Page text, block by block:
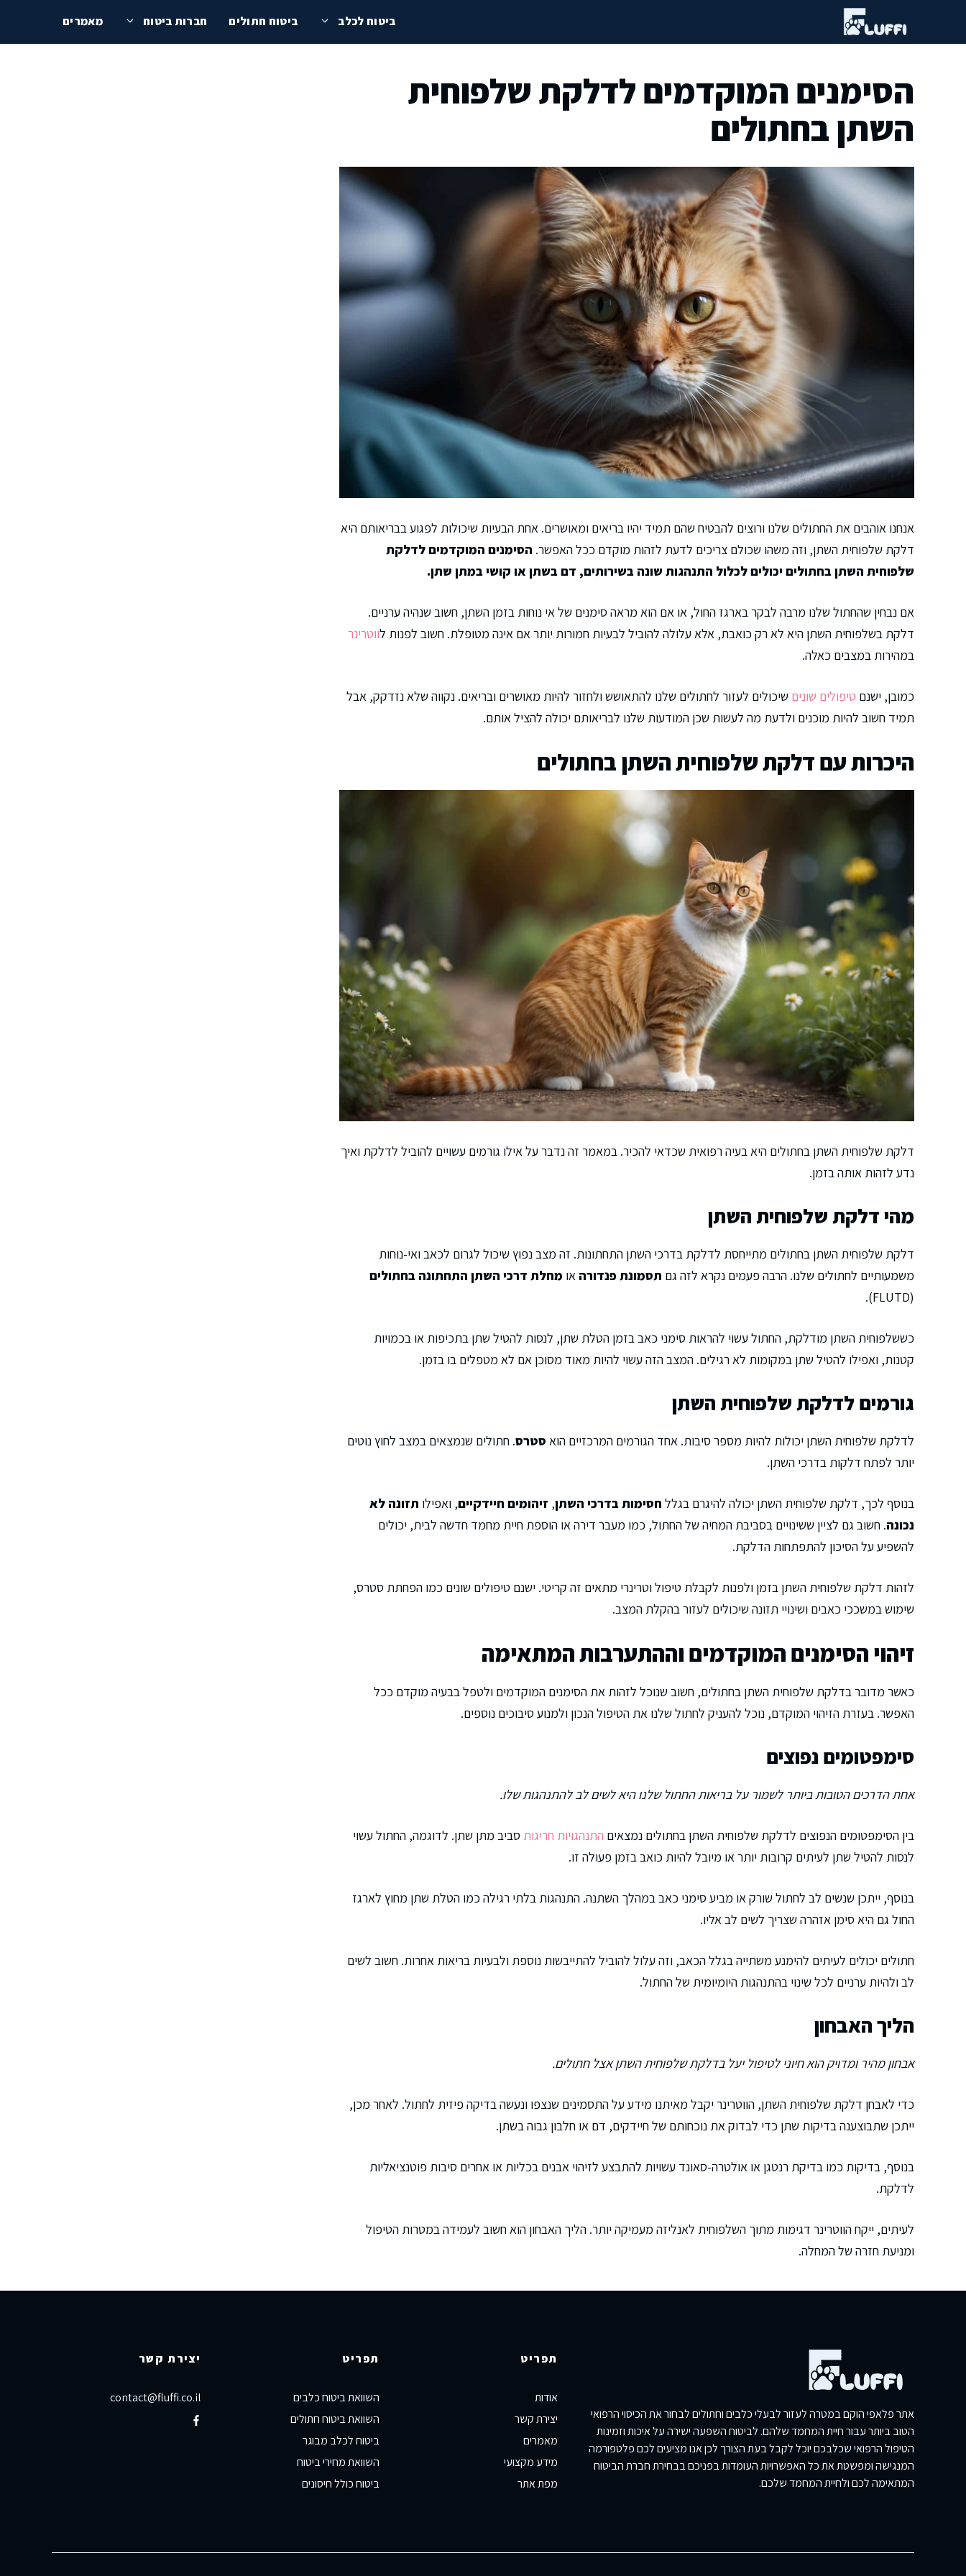
ביטוח לכלב ביטוח חתולים חברות ביטוח מאמרים
הסימנים המוקדמים לדלקת שלפוחית
השתן בחתולים
אנחנו אוהבים את החתולים שלנו ורוצים להבטיח שהם תמיד יהיו בריאים ומאושרים. אחת הבעיות שיכולות לפגוע בבריאותם היא
דלקת שלפוחית השתן, וזה משהו שכולם צריכים לדעת לזהות מוקדם ככל האפשר. הסימנים המוקדמים לדלקת
שלפוחית השתן בחתולים יכולים לכלול התנהגות שונה בשירותים, דם בשתן או קושי במתן שתן.
אם נבחין שהחתול שלנו מרבה לבקר בארגז החול, או אם הוא מראה סימנים של אי נוחות בזמן השתן, חשוב שנהיה ערניים.
דלקת בשלפוחית השתן היא לא רק כואבת, אלא עלולה להוביל לבעיות חמורות יותר אם אינה מטופלת. חשוב לפנות לווטרינר
במהירות במצבים כאלה.
כמובן, ישנם טיפולים שונים שיכולים לעזור לחתולים שלנו להתאושש ולחזור להיות מאושרים ובריאים. נקווה שלא נזדקק, אבל
תמיד חשוב להיות מוכנים ולדעת מה לעשות שכן המודעות שלנו לבריאותם יכולה להציל אותם.
היכרות עם דלקת שלפוחית השתן בחתולים
דלקת שלפוחית השתן בחתולים היא בעיה רפואית שכדאי להכיר. במאמר זה נדבר על אילו גורמים עשויים להוביל לדלקת ואיך
נדע לזהות אותה בזמן.
מהי דלקת שלפוחית השתן
דלקת שלפוחית השתן בחתולים מתייחסת לדלקת בדרכי השתן התחתונות. זה מצב נפוץ שיכול לגרום לכאב ואי-נוחות
משמעותיים לחתולים שלנו. הרבה פעמים נקרא לזה גם תסמונת פנדורה או מחלת דרכי השתן התחתונה בחתולים
(FLUTD).
כששלפוחית השתן מודלקת, החתול עשוי להראות סימני כאב בזמן הטלת שתן, לנסות להטיל שתן בתכיפות או בכמויות
קטנות, ואפילו להטיל שתן במקומות לא רגילים. המצב הזה עשוי להיות מאוד מסוכן אם לא מטפלים בו בזמן.
גורמים לדלקת שלפוחית השתן
לדלקת שלפוחית השתן יכולות להיות מספר סיבות. אחד הגורמים המרכזיים הוא סטרס. חתולים שנמצאים במצב לחוץ נוטים
יותר לפתח דלקות בדרכי השתן.
בנוסף לכך, דלקת שלפוחית השתן יכולה להיגרם בגלל חסימות בדרכי השתן, זיהומים חיידקיים, ואפילו תזונה לא
נכונה. חשוב גם לציין ששינויים בסביבת המחיה של החתול, כמו מעבר דירה או הוספת חיית מחמד חדשה לבית, יכולים
להשפיע על הסיכון להתפתחות הדלקת.
לזהות דלקת שלפוחית השתן בזמן ולפנות לקבלת טיפול וטרינרי מתאים זה קריטי. ישנם טיפולים שונים כמו הפחתת סטרס,
שימוש במשככי כאבים ושינויי תזונה שיכולים לעזור בהקלת המצב.
זיהוי הסימנים המוקדמים וההתערבות המתאימה
כאשר מדובר בדלקת שלפוחית השתן בחתולים, חשוב שנוכל לזהות את הסימנים המוקדמים ולטפל בבעיה מוקדם ככל
האפשר. בעזרת הזיהוי המוקדם, נוכל להעניק לחתול שלנו את הטיפול הנכון ולמנוע סיבוכים נוספים.
סימפטומים נפוצים
אחת הדרכים הטובות ביותר לשמור על בריאות החתול שלנו היא לשים לב להתנהגות שלו.
בין הסימפטומים הנפוצים לדלקת שלפוחית השתן בחתולים נמצאים התנהגויות חריגות סביב מתן שתן. לדוגמה, החתול עשוי
לנסות להטיל שתן לעיתים קרובות יותר או מיובל להיות כואב בזמן פעולה זו.
בנוסף, ייתכן שנשים לב לחתול שורק או מביע סימני כאב במהלך השתנה. התנהגות בלתי רגילה כמו הטלת שתן מחוץ לארגז
החול גם היא סימן אזהרה שצריך לשים לב אליו.
חתולים יכולים לעיתים להימנע משתייה בגלל הכאב, וזה עלול להוביל להתייבשות נוספת ולבעיות בריאות אחרות. חשוב לשים
לב ולהיות ערניים לכל שינוי בהתנהגות היומיומית של החתול.
הליך האבחון
אבחון מהיר ומדויק הוא חיוני לטיפול יעל בדלקת שלפוחית השתן אצל חתולים.
כדי לאבחן דלקת שלפוחית השתן, הווטרינר יקבל מאיתנו מידע על התסמינים שנצפו ונעשה בדיקה פיזית לחתול. לאחר מכן,
ייתכן שתבוצענה בדיקות שתן כדי לבדוק את נוכחותם של חיידקים, דם או חלבון גבוה בשתן.
בנוסף, בדיקות כמו בדיקת רנטגן או אולטרה-סאונד עשויות להתבצע לזיהוי אבנים בכליות או אחרים סיבות פוטנציאליות
לדלקת.
לעיתים, ייקח הווטרינר דגימות מתוך השלפוחית לאנליזה מעמיקה יותר. הליך האבחון הוא חשוב לעמידה במטרות הטיפול
ומניעת חזרה של המחלה.
אתר פלאפי הוקם במטרה לעזור לבעלי כלבים וחתולים לבחור את הכיסוי הרפואי
הטוב ביותר עבור חיית המחמד שלהם. לביטוח השפעה ישירה על איכות וזמינות
הטיפול הרפואי שכלבכם יוכל לקבל בעת הצורך לכן אנו מציעים לכם פלטפורמה
המנגישה ומפשטת את כל האפשרויות העומדות בפניכם בבחירת חברת הביטוח
המתאימה לכם ולחיית המחמד שלכם.
תפריט
אודות
יצירת קשר
מאמרים
מידע מקצועי
מפת אתר
תפריט
השוואת ביטוח כלבים
השוואת ביטוח חתולים
ביטוח לכלב מבוגר
השוואת מחירי ביטוח
ביטוח כולל חיסונים
יצירת קשר
contact@fluffi.co.il